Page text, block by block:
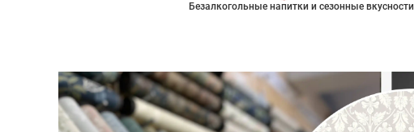
Безалкогольные напитки и сезонные вкусности